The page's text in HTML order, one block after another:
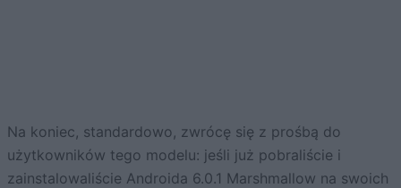
Na koniec, standardowo, zwrócę się z prośbą do
użytkowników tego modelu: jeśli już pobraliście i
zainstalowaliście Androida 6.0.1 Marshmallow na swoich